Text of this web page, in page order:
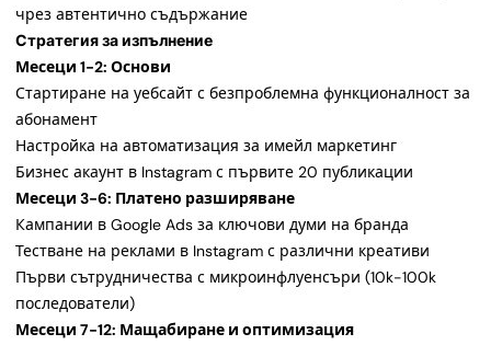
чрез автентично съдържание
Стратегия за изпълнение
Месеци 1-2: Основи
Стартиране на уебсайт с безпроблемна функционалност за
абонамент
Настройка на автоматизация за имейл маркетинг
Бизнес акаунт в Instagram с първите 20 публикации
Месеци 3-6: Платено разширяване
Кампании в Google Ads за ключови думи на бранда
Тестване на реклами в Instagram с различни креативи
Първи сътрудничества с микроинфлуенсъри (10k-100k
последователи)
Месеци 7-12: Мащабиране и оптимизация